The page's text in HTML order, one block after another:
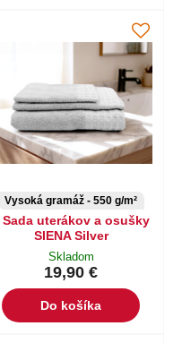
Vysoká gramáž - 550 g/m²
Sada uterákov a osušky
SIENA Silver
Skladom
19,90 €
Do košíka